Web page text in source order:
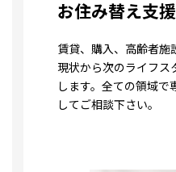
お住み替え支援
賃貸、購入、高齢者施
現状から次のライフス
します。全ての領域で
してご相談下さい。